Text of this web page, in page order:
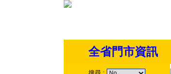
全省門市資訊